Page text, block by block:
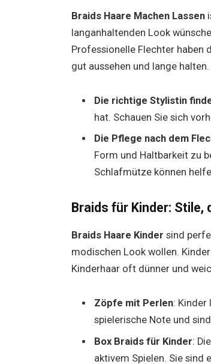
Braids Haare Machen Lassen
langanhaltenden Look
Professionelle Flechter haben
gut aussehen und lange halten.
Die richtige Stylistin
hat. Schauen Sie sich
Die Pflege nach dem
Form und Haltbarkeit zu
Schlafmütze können
Braids für Kinder: Stile,
Braids Haare Kinder sind
modischen Look wollen.
Kinderhaar oft dünner und
Zöpfe mit Perlen: Kinder
spielerische Note und
Box Braids für Kinder:
aktivem Spielen. Sie sind